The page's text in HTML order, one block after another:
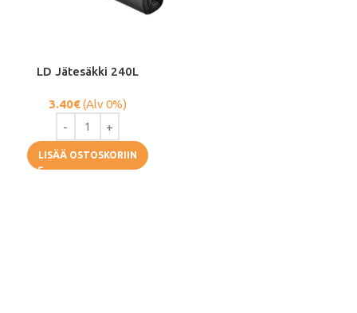
LD Jätesäkki 240L
3.40€(Alv 0%)
LISÄÄ OSTOSKORIIN